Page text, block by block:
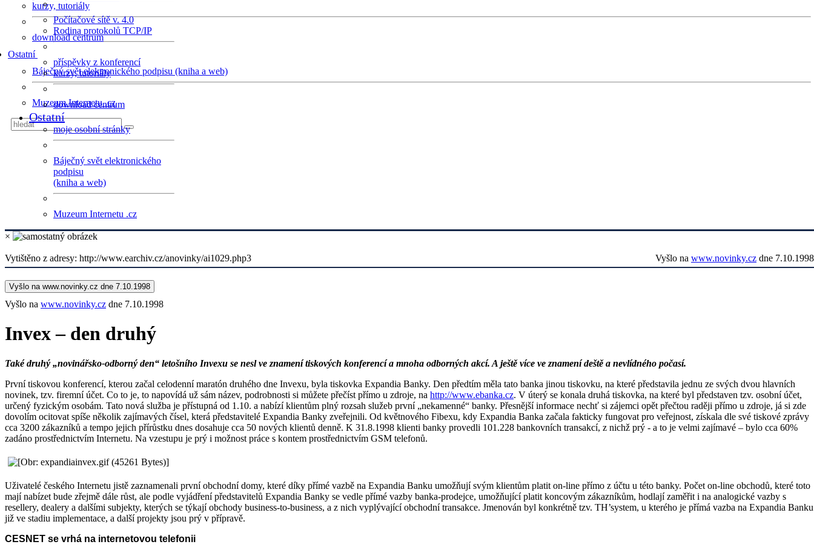
kurzy, tutoriály
download centrum
Ostatní
Báječný svět elektronického podpisu (kniha a web)
Muzeum Internetu .cz
Počítačové sítě v. 4.0
Rodina protokolů TCP/IP
příspěvky z konferencí
kurzy, tutoriály
download centrum
Ostatní
moje osobní stránky
Báječný svět elektronického
podpisu
(kniha a web)
Muzeum Internetu .cz
×
Vyšlo na www.novinky.cz dne 7.10.1998
Vytištěno z adresy: http://www.earchiv.cz/anovinky/ai1029.php3
Vyšlo na www.novinky.cz dne 7.10.1998
Vyšlo na www.novinky.cz dne 7.10.1998
Invex – den druhý
Také druhý „novinářsko-odborný den“ letošního Invexu se nesl ve znamení tiskových konferencí a mnoha odborných akcí. A ještě více ve znamení deště a nevlídného počasí.
První tiskovou konferencí, kterou začal celodenní maratón druhého dne Invexu, byla tiskovka Expandia Banky. Den předtím měla tato banka jinou tiskovku, na které představila jednu ze svých dvou hlavních
novinek, tzv. firemní účet. Co to je, to napovídá už sám název, podrobnosti si můžete přečíst přímo u zdroje, na http://www.ebanka.cz. V úterý se konala druhá tiskovka, na které byl představen tzv. osobní účet,
určený fyzickým osobám. Tato nová služba je přístupná od 1.10. a nabízí klientům plný rozsah služeb první „nekamenné“ banky. Přesnější informace nechť si zájemci opět přečtou raději přímo u zdroje, já si zde
dovolím ocitovat spíše několik zajímavých čísel, která představitelé Expandia Banky zveřejnili. Od květnového Fibexu, kdy Expandia Banka začala fakticky fungovat pro veřejnost, získala dle své tiskové zprávy
cca 3200 zákazníků a tempo jejich přírůstku dnes dosahuje cca 50 nových klientů denně. K 31.8.1998 klienti banky provedli 101.228 bankovních transakcí, z nichž prý - a to je velmi zajímavé – bylo cca 60%
zadáno prostřednictvím Internetu. Na vzestupu je prý i možnost práce s kontem prostřednictvím GSM telefonů.
Uživatelé českého Internetu jistě zaznamenali první obchodní domy, které díky přímé vazbě na Expandia Banku umožňují svým klientům platit on-line přímo z účtu u této banky. Počet on-line obchodů, které toto
mají nabízet bude zřejmě dále růst, ale podle vyjádření představitelů Expandia Banky se vedle přímé vazby banka-prodejce, umožňující platit koncovým zákazníkům, hodlají zaměřit i na analogické vazby s
resellery, dealery a dalšími subjekty, kterých se týkají obchody business-to-business, a z nich vyplývající obchodní transakce. Jmenován byl konkrétně tzv. TH’system, u kterého je přímá vazba na Expandia Banku
již ve stadiu implementace, a další projekty jsou prý v přípravě.
CESNET se vrhá na internetovou telefonii